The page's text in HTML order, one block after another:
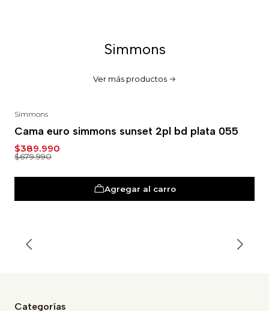
Simmons
Ver más productos
Simmons
Cama euro simmons sunset 2pl bd plata 055
$389.990
$679.990
Agregar al carro
Categorías